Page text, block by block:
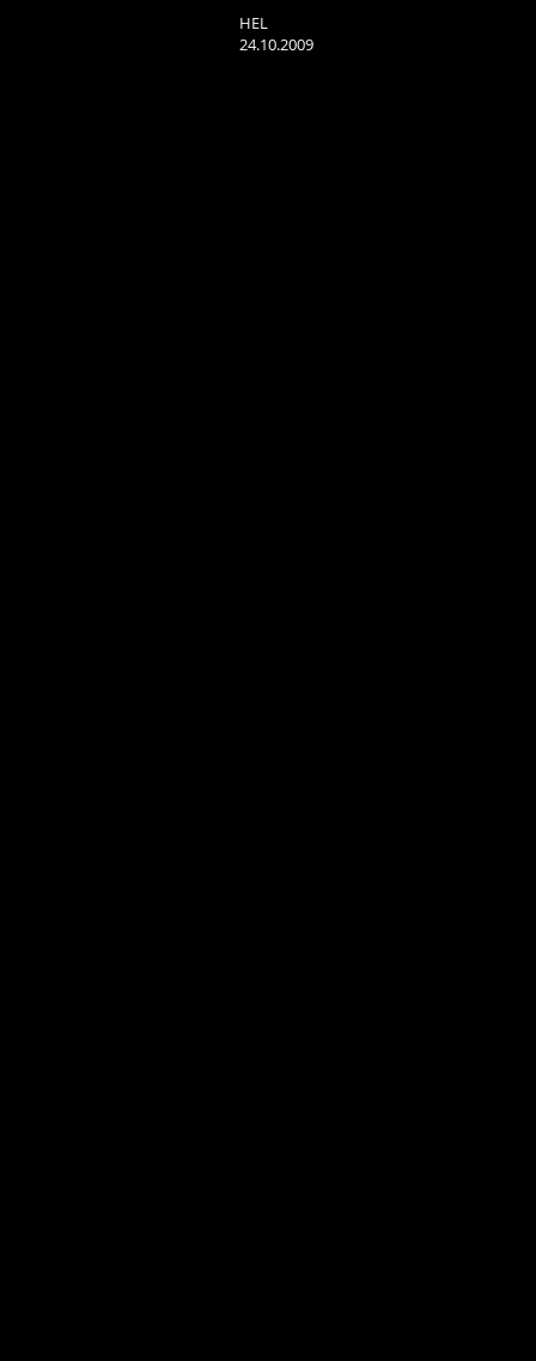
HEL
24.10.2009